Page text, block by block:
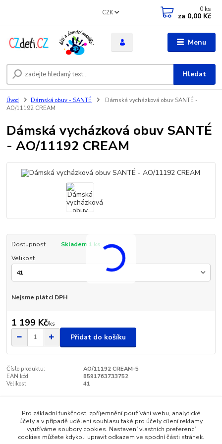
Menu
CZK
Hledat
0 ks
za 0,00 Kč
Úvod Dámská obuv - SANTÉ
Dámská vycházková obuv SANTÉ -
AO/11192 CREAM
Dámská vycházková obuv SANTÉ
- AO/11192 CREAM
Dostupnost
Skladem 1 ks
Velikost
Nejsme plátci DPH
1 199 Kč/ks
Přidat do košíku
Číslo produktu:
AO/11192 CREAM-5
EAN kód:
8591763733752
Velikost:
41
Zboží zařazeno v kategoriích
Dámská obuv - SANTÉ
Pro základní funkčnost, zpříjemnění používání webu, analytické
účely a v případě udělení souhlasu také pro účely cílení reklamy
využíváme soubory cookies. Nastavení vlastních preferencí
cookies můžete kdykoli upravit odkazem ve spodní části stránek.